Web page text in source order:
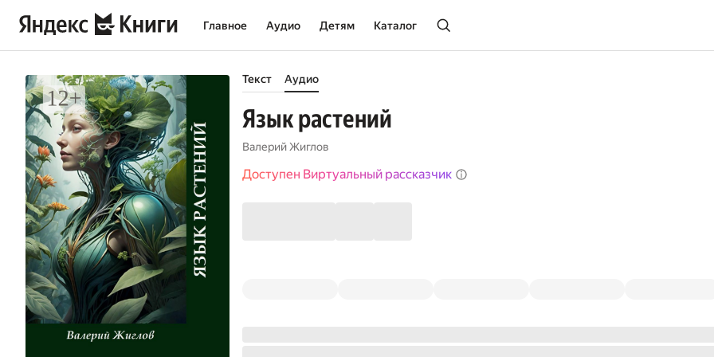
Главное Аудио Детям Каталог
Текст Аудио
Язык растений
Валерий Жиглов
Доступен Виртуальный рассказчик